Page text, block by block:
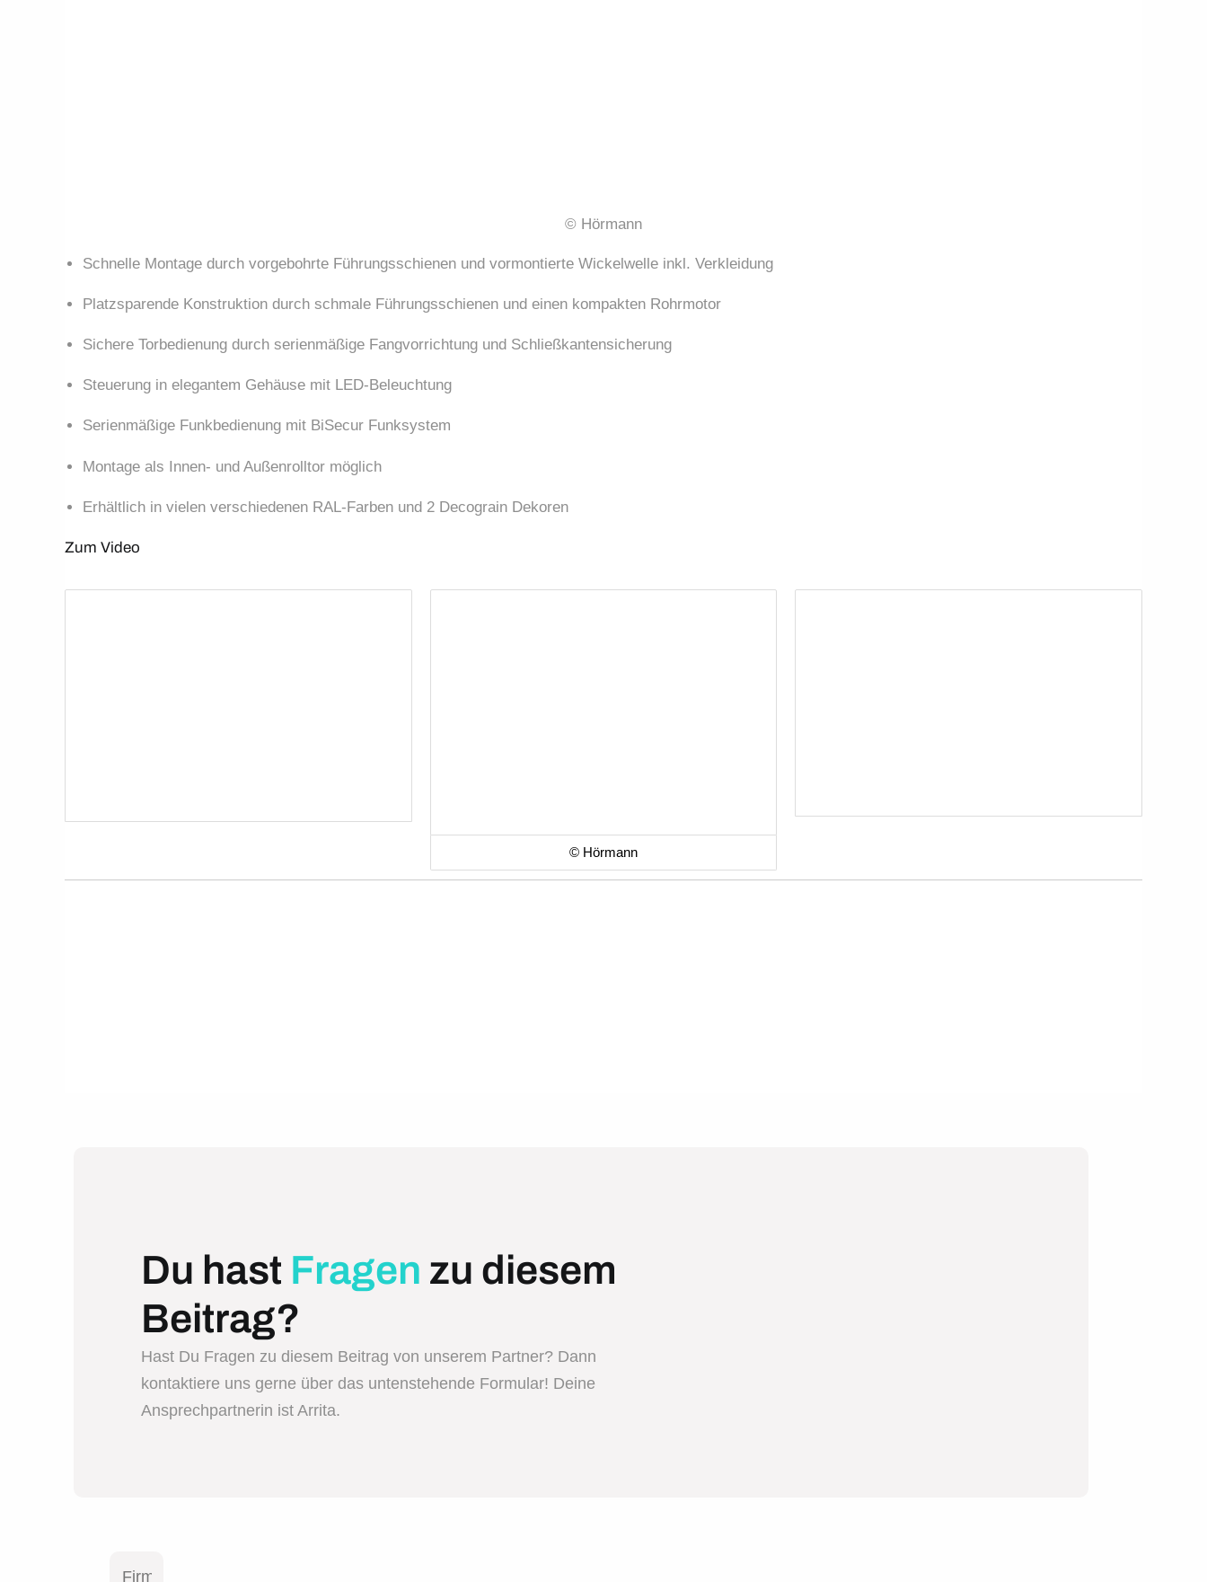
© Hörmann
Schnelle Montage durch vorgebohrte Führungsschienen und vormontierte Wickelwelle inkl. Verkleidung
Platzsparende Konstruktion durch schmale Führungsschienen und einen kompakten Rohrmotor
Sichere Torbedienung durch serienmäßige Fangvorrichtung und Schließkantensicherung
Steuerung in elegantem Gehäuse mit LED-Beleuchtung
Serienmäßige Funkbedienung mit BiSecur Funksystem
Montage als Innen- und Außenrolltor möglich
Erhältlich in vielen verschiedenen RAL-Farben und 2 Decograin Dekoren
Zum Video
© Hörmann
Du hast Fragen zu diesem
Beitrag?
Hast Du Fragen zu diesem Beitrag von unserem Partner? Dann
kontaktiere uns gerne über das untenstehende Formular! Deine
Ansprechpartnerin ist Arrita.